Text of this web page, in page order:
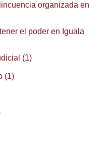
organizada en
el poder en Iguala
(1)
(1)